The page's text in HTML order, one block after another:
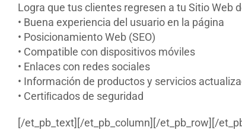
Logra que tus clientes regresen a tu Sitio Web
• Buena experiencia del usuario en la página
• Posicionamiento Web (SEO)
• Compatible con dispositivos móviles
• Enlaces con redes sociales
• Información de productos y servicios
• Certiﬁcados de seguridad
[/et_pb_text][/et_pb_column][/et_pb_row][/